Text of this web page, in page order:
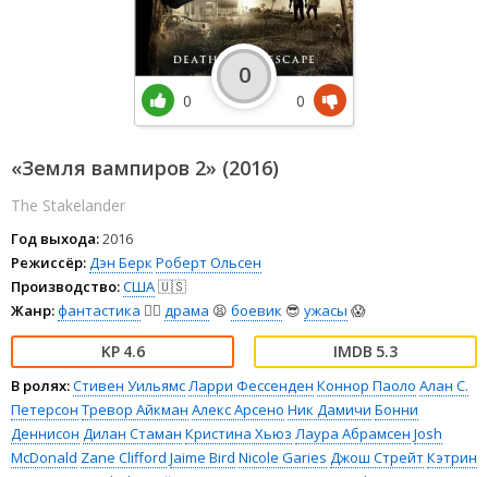
«Земля вампиров 2» (2016)
The Stakelander
Год выхода:2016
Режиссёр:Дэн Берк Роберт Ольсен
Производство:США🇺🇸
Жанр:фантастика 🧙‍♀️ драма 😫 боевик 😎 ужасы 😱
4.6 5.3
В ролях:Стивен УильямсЛарри Фессенден Коннор Паоло Алан С.
Петерсон Тревор Айкман Алекс Арсено Ник Дамичи Бонни
Деннисон Дилан Стаман Кристина Хьюз Лаура Абрамсен Josh
McDonald Zane Clifford Jaime Bird Nicole Garies Джош СтрейтКэтрин
0
0
0